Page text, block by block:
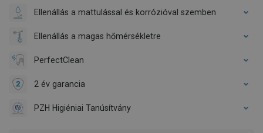
Ellenállás a mattulással és korrózióval szemben
Ellenállás a magas hőmérsékletre
PerfectClean
2 év garancia
PZH Higiéniai Tanúsítvány